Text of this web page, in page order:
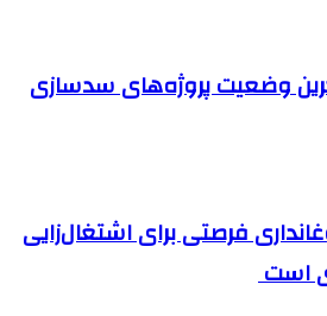
وضعیت پروژه‌های سدسازی
فرصتی برای اشتغال‌زایی
است